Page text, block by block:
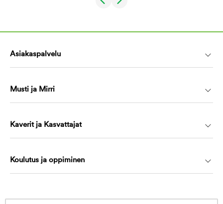
Asiakaspalvelu
Musti ja Mirri
Kaverit ja Kasvattajat
Koulutus ja oppiminen